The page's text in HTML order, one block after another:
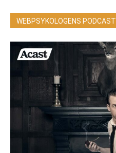
WEBPSYKOLOGENS PODCAST